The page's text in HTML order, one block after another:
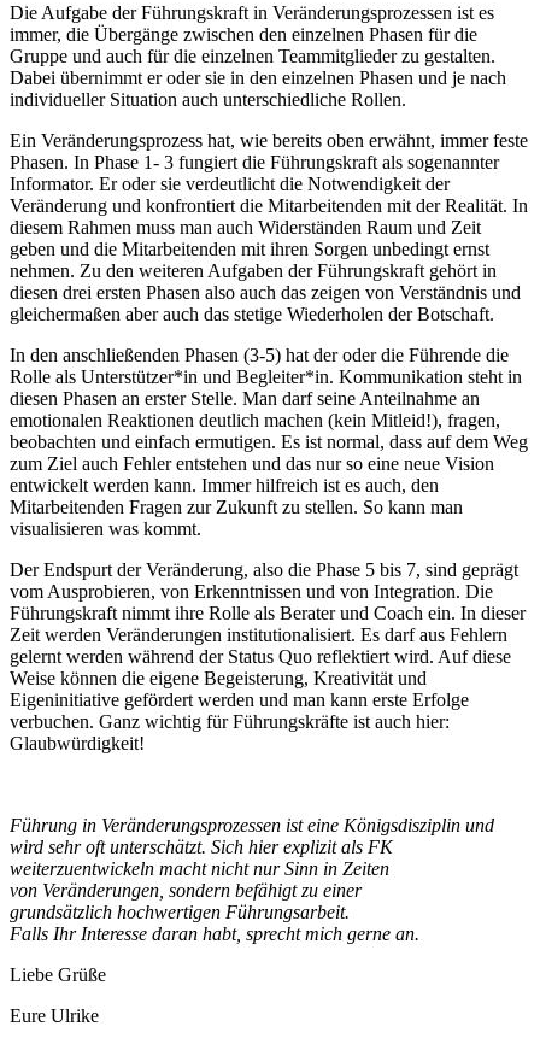
Die Aufgabe der Führungskraft in Veränderungsprozessen ist es
immer, die Übergänge zwischen den einzelnen Phasen für die
Gruppe und auch für die einzelnen Teammitglieder zu gestalten.
Dabei übernimmt er oder sie in den einzelnen Phasen und je nach
individueller Situation auch unterschiedliche Rollen.
Ein Veränderungsprozess hat, wie bereits oben erwähnt, immer feste
Phasen. In Phase 1- 3 fungiert die Führungskraft als sogenannter
Informator. Er oder sie verdeutlicht die Notwendigkeit der
Veränderung und konfrontiert die Mitarbeitenden mit der Realität. In
diesem Rahmen muss man auch Widerständen Raum und Zeit
geben und die Mitarbeitenden mit ihren Sorgen unbedingt ernst
nehmen. Zu den weiteren Aufgaben der Führungskraft gehört in
diesen drei ersten Phasen also auch das zeigen von Verständnis und
gleichermaßen aber auch das stetige Wiederholen der Botschaft.
In den anschließenden Phasen (3-5) hat der oder die Führende die
Rolle als Unterstützer*in und Begleiter*in. Kommunikation steht in
diesen Phasen an erster Stelle. Man darf seine Anteilnahme an
emotionalen Reaktionen deutlich machen (kein Mitleid!), fragen,
beobachten und einfach ermutigen. Es ist normal, dass auf dem Weg
zum Ziel auch Fehler entstehen und das nur so eine neue Vision
entwickelt werden kann. Immer hilfreich ist es auch, den
Mitarbeitenden Fragen zur Zukunft zu stellen. So kann man
visualisieren was kommt.
Der Endspurt der Veränderung, also die Phase 5 bis 7, sind geprägt
vom Ausprobieren, von Erkenntnissen und von Integration. Die
Führungskraft nimmt ihre Rolle als Berater und Coach ein. In dieser
Zeit werden Veränderungen institutionalisiert. Es darf aus Fehlern
gelernt werden während der Status Quo reflektiert wird. Auf diese
Weise können die eigene Begeisterung, Kreativität und
Eigeninitiative gefördert werden und man kann erste Erfolge
verbuchen. Ganz wichtig für Führungskräfte ist auch hier:
Glaubwürdigkeit!
Führung in Veränderungsprozessen ist eine Königsdisziplin und
wird sehr oft unterschätzt. Sich hier explizit als FK
weiterzuentwickeln macht nicht nur Sinn in Zeiten
von Veränderungen, sondern befähigt zu einer
grundsätzlich hochwertigen Führungsarbeit.
Falls Ihr Interesse daran habt, sprecht mich gerne an.
Liebe Grüße
Eure Ulrike